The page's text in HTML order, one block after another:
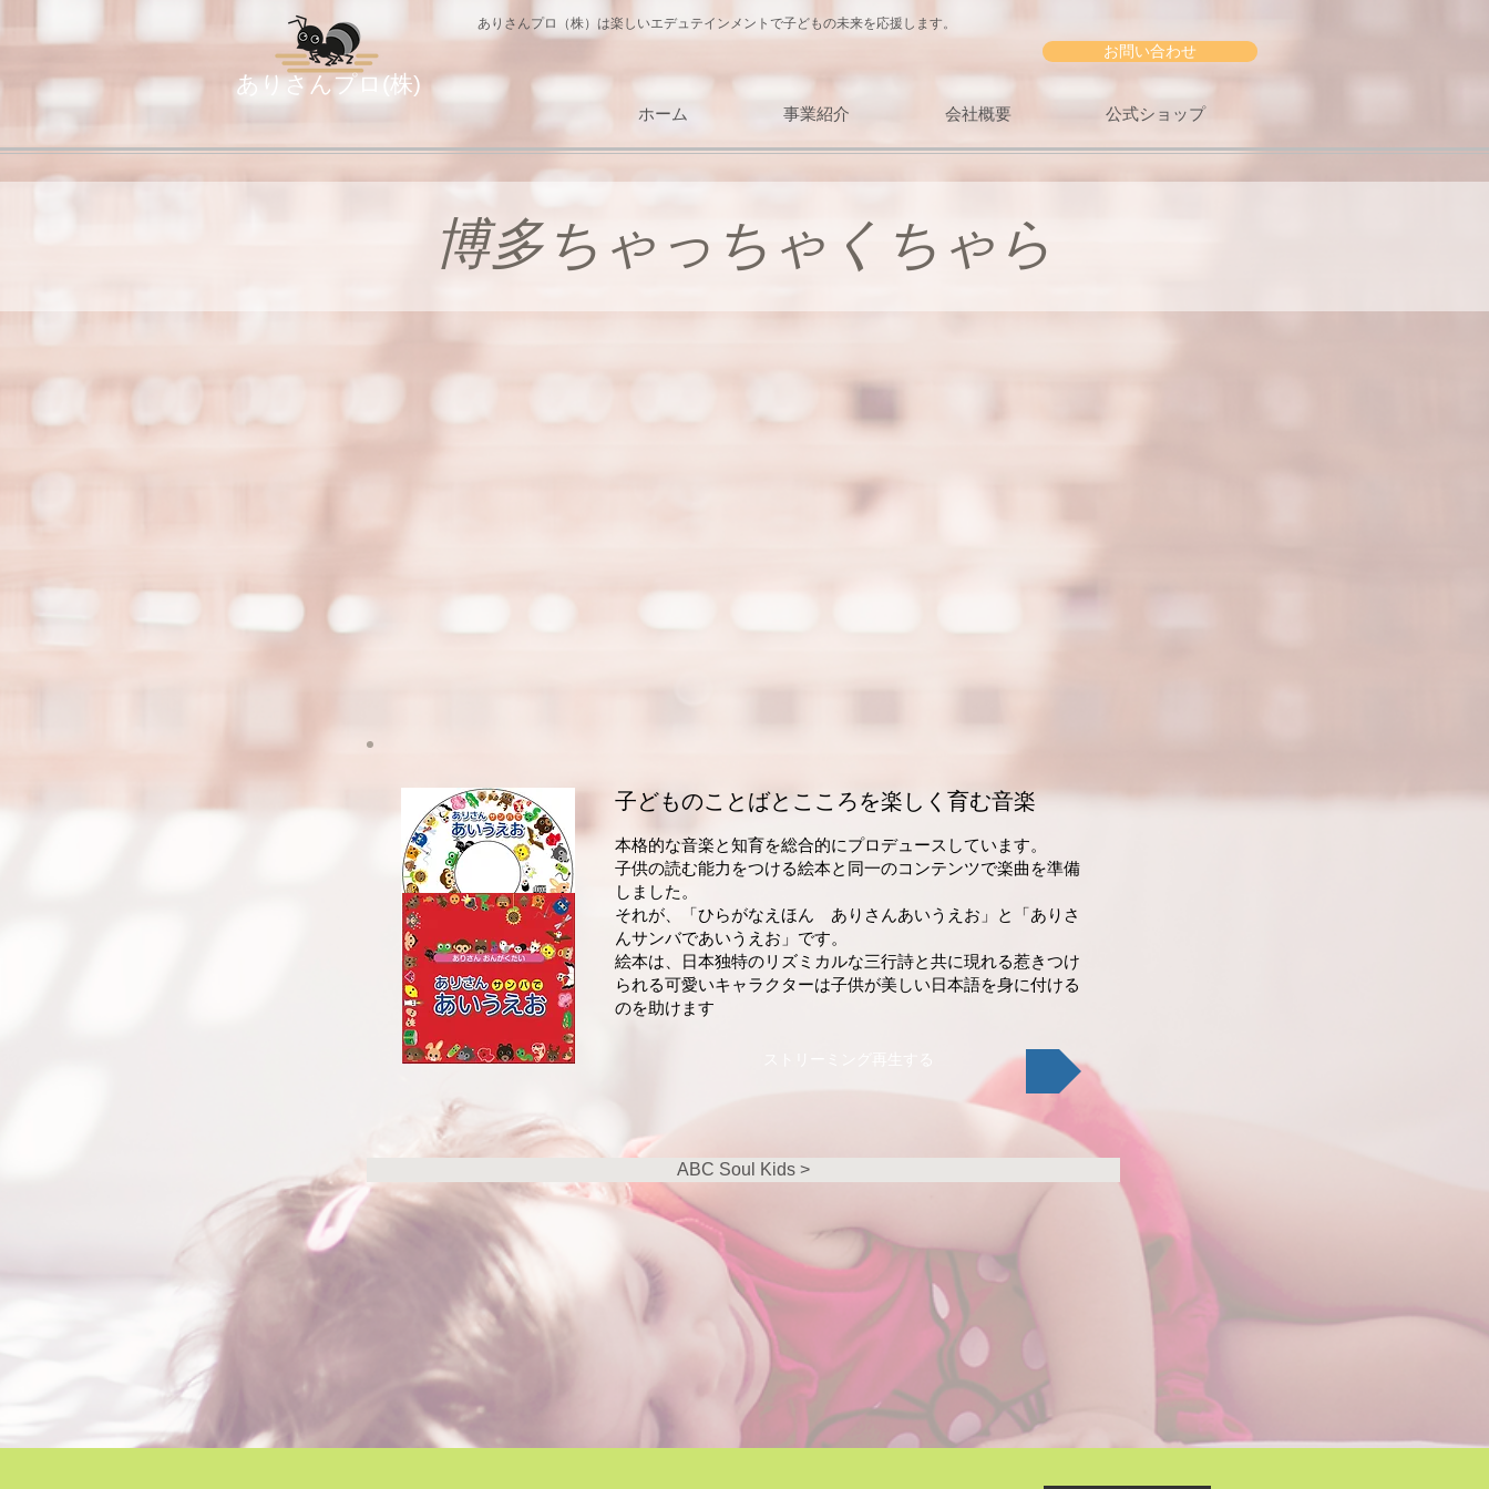
ありさんプロ(株)
お問い合わせ
ありさんプロ（株）は楽しいエデュテインメントで子どもの未来を応援します。
ホーム 事業紹介 会社概要 公式ショップ
博多ちゃっちゃくちゃら
​子どものことばと こころを​楽しく育む音楽
本格的な音楽と知育を総合的にプロデュースしています。
子供の読む能力をつける絵本と同一のコンテンツで楽曲を準備
しました。
それが、「ひらがなえほん ありさんあいうえお」と「ありさ
んサンバであいうえお」です。
絵本は、日本独特のリズミカルな三行詩と共に現れる惹きつけ
られる可愛いキャラクターは子供が美しい日本語を身に付ける
のを助けます
ABC Soul Kids >